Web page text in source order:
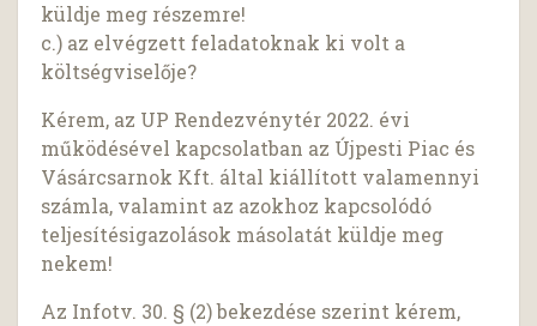
küldje meg részemre!
c.) az elvégzett feladatoknak ki volt a
költségviselője?
Kérem, az UP Rendezvénytér 2022. évi
működésével kapcsolatban az Újpesti Piac és
Vásárcsarnok Kft. által kiállított valamennyi
számla, valamint az azokhoz kapcsolódó
teljesítésigazolások másolatát küldje meg
nekem!
Az Infotv. 30. § (2) bekezdése szerint kérem,